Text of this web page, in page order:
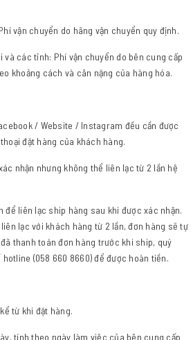
vận chuyển do hãng vận chuyển quy định.
và các tỉnh: Phí vận chuyển do bên cung cấp
khoảng cách và cân nặng của hàng hóa.
/ Website / Instagram đều cần được
đặt hàng của khách hàng.
nhận nhưng không thể liên lạc từ 2 lần hệ
để liên lạc ship hàng sau khi được xác nhận.
lạc với khách hàng từ 2 lần, đơn hàng sẽ tự
thanh toán đơn hàng trước khi ship, quý
(058 660 8660) để được hoàn tiền.
từ khi đặt hàng.
tính theo ngày làm việc của bên cung cấp